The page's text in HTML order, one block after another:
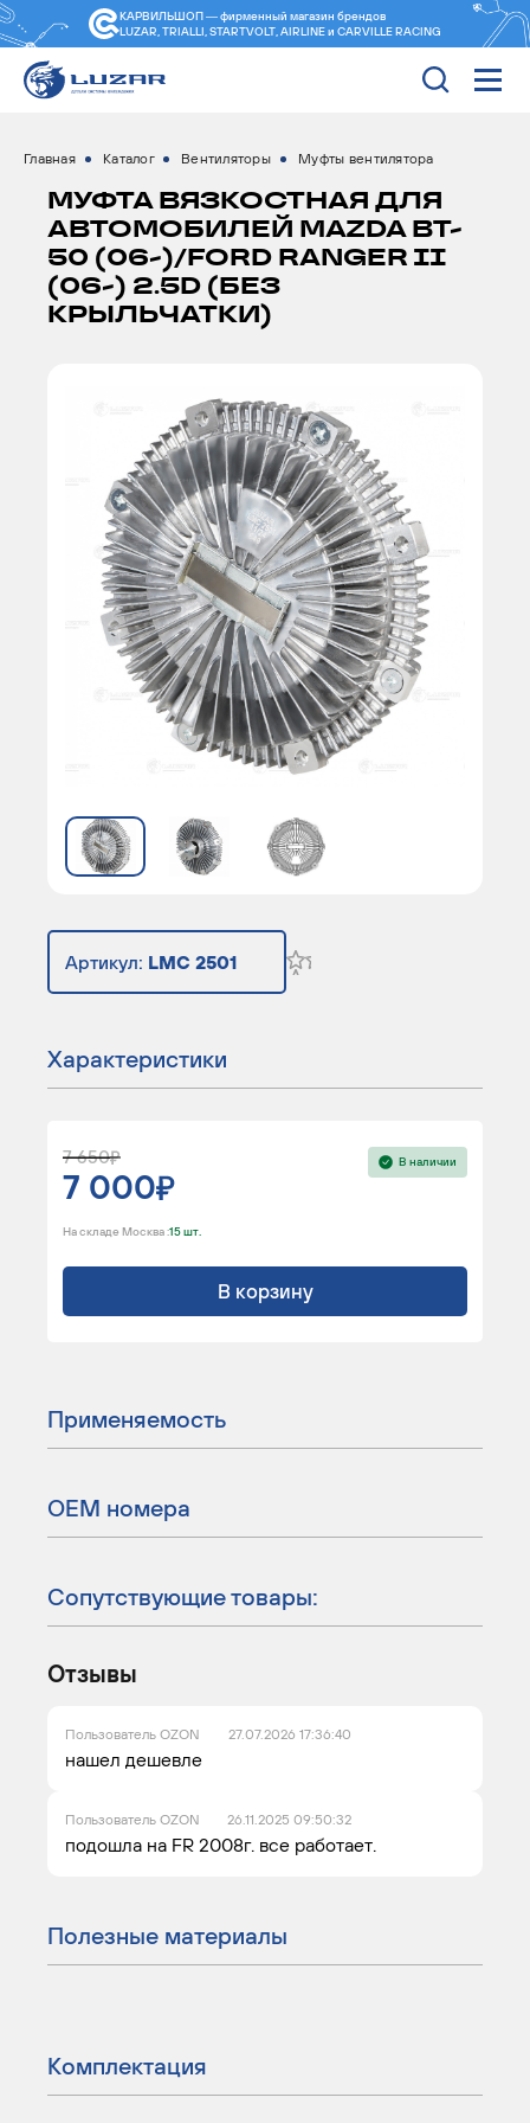
КАРВИЛЬШОП — фирменный магазин брендов
LUZAR, TRIALLI, STARTVOLT, AIRLINE и CARVILLE RACING
Главная Каталог Вентиляторы Муфты вентилятора
МУФТА ВЯЗКОСТНАЯ ДЛЯ
АВТОМОБИЛЕЙ MAZDA BT-
50 (06-)/FORD RANGER II
(06-) 2.5D (БЕЗ
КРЫЛЬЧАТКИ)
Артикул: LMC 2501
Характеристики
7 650
7 000
В наличии
На складе Москва :15 шт.
В корзину
Применяемость
ОЕМ номера
Сопутствующие товары:
Отзывы
Пользователь OZON 27.07.2026 17:36:40
нашел дешевле
Пользователь OZON 26.11.2025 09:50:32
подошла на FR 2008г. все работает.
Полезные материалы
Комплектация